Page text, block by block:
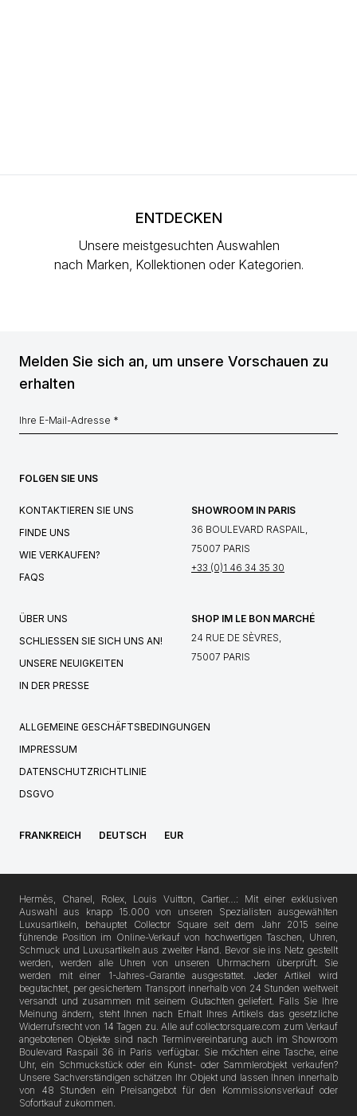
ENTDECKEN
Unsere meistgesuchten Auswahlen
nach Marken, Kollektionen oder Kategorien.
Melden Sie sich an, um unsere Vorschauen zu
erhalten
FOLGEN SIE UNS
KONTAKTIEREN SIE UNS
FINDE UNS
WIE VERKAUFEN?
FAQS
SHOWROOM IN PARIS
36 BOULEVARD RASPAIL,
75007 PARIS
+33 (0)1 46 34 35 30
ÜBER UNS
SCHLIESSEN SIE SICH UNS AN!
UNSERE NEUIGKEITEN
IN DER PRESSE
SHOP IM LE BON MARCHÉ
24 RUE DE SÈVRES,
75007 PARIS
ALLGEMEINE GESCHÄFTSBEDINGUNGEN
IMPRESSUM
DATENSCHUTZRICHTLINIE
DSGVO
FRANKREICH DEUTSCH EUR
Hermès, Chanel, Rolex, Louis Vuitton, Cartier…: Mit einer exklusiven
Auswahl aus knapp 15.000 von unseren Spezialisten ausgewählten
Luxusartikeln, behauptet Collector Square seit dem Jahr 2015 seine
führende Position im Online-Verkauf von hochwertigen Taschen, Uhren,
Schmuck und Luxusartikeln aus zweiter Hand. Bevor sie ins Netz gestellt
werden, werden alle Uhren von unseren Uhrmachern überprüft. Sie
werden mit einer 1-Jahres-Garantie ausgestattet. Jeder Artikel wird
begutachtet, per gesichertem Transport innerhalb von 24 Stunden weltweit
versandt und zusammen mit seinem Gutachten geliefert. Falls Sie Ihre
Meinung ändern, steht Ihnen nach Erhalt Ihres Artikels das gesetzliche
Widerrufsrecht von 14 Tagen zu. Alle auf collectorsquare.com zum Verkauf
angebotenen Objekte sind nach Terminvereinbarung auch im Showroom
Boulevard Raspail 36 in Paris verfügbar. Sie möchten eine Tasche, eine
Uhr, ein Schmuckstück oder ein Kunst- oder Sammlerobjekt verkaufen?
Unsere Sachverständigen schätzen Ihr Objekt und lassen Ihnen innerhalb
von 48 Stunden ein Preisangebot für den Kommissionsverkauf oder
Sofortkauf zukommen.